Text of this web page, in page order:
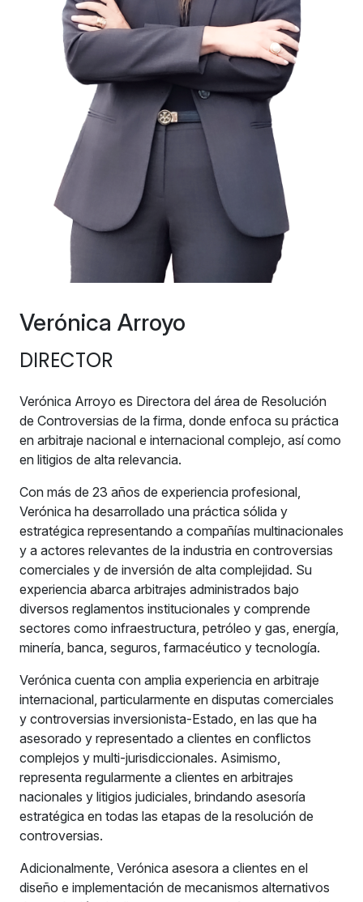
Verónica Arroyo
DIRECTOR
Verónica Arroyo es Directora del área de Resolución
de Controversias de la firma, donde enfoca su práctica
en arbitraje nacional e internacional complejo, así como
en litigios de alta relevancia.
Con más de 23 años de experiencia profesional,
Verónica ha desarrollado una práctica sólida y
estratégica representando a compañías multinacionales
y a actores relevantes de la industria en controversias
comerciales y de inversión de alta complejidad. Su
experiencia abarca arbitrajes administrados bajo
diversos reglamentos institucionales y comprende
sectores como infraestructura, petróleo y gas, energía,
minería, banca, seguros, farmacéutico y tecnología.
Verónica cuenta con amplia experiencia en arbitraje
internacional, particularmente en disputas comerciales
y controversias inversionista-Estado, en las que ha
asesorado y representado a clientes en conflictos
complejos y multi-jurisdiccionales. Asimismo,
representa regularmente a clientes en arbitrajes
nacionales y litigios judiciales, brindando asesoría
estratégica en todas las etapas de la resolución de
controversias.
Adicionalmente, Verónica asesora a clientes en el
diseño e implementación de mecanismos alternativos